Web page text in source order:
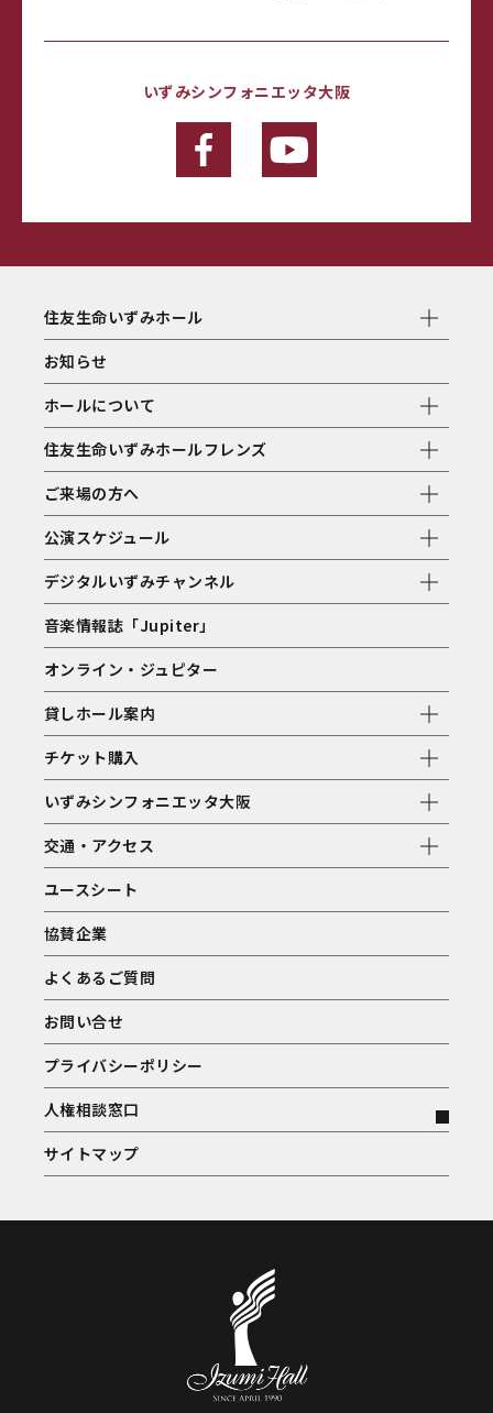
いずみシンフォニエッタ大阪
住友生命いずみホール
お知らせ
ホールについて
住友生命いずみホールフレンズ
ご来場の方へ
公演スケジュール
デジタルいずみチャンネル
音楽情報誌「Jupiter」
オンライン・ジュピター
貸しホール案内
チケット購入
いずみシンフォニエッタ大阪
交通・アクセス
ユースシート
協賛企業
よくあるご質問
お問い合せ
プライバシーポリシー
人権相談窓口
サイトマップ